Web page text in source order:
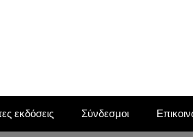
εκδόσεις Σύνδεσμοι